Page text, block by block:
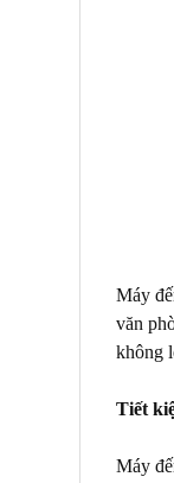
Máy
văn
không
Tiết
Máy